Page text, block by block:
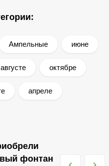
Ампельные июне
августе октябре
апреле
фонтан